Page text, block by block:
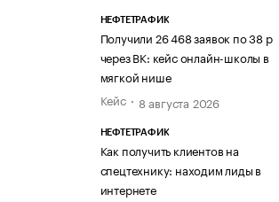
НЕФТЕТРАФИК
Получили 26 468 заявок по 38 р
через ВК: кейс онлайн-школы в
мягкой нише
Кейс
8 августа 2026
НЕФТЕТРАФИК
Как получить клиентов на
спецтехнику: находим лиды в
интернете